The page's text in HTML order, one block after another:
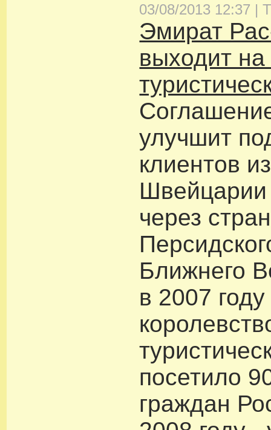
03/08/2013 12:37 |
Эмират
выходит на
улучшит
клиентов
Швейцарии
через
Ближнего
в 2007 году
посетило
граждан